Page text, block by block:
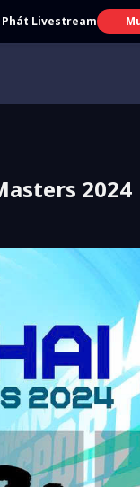
Phát Livestream
2024